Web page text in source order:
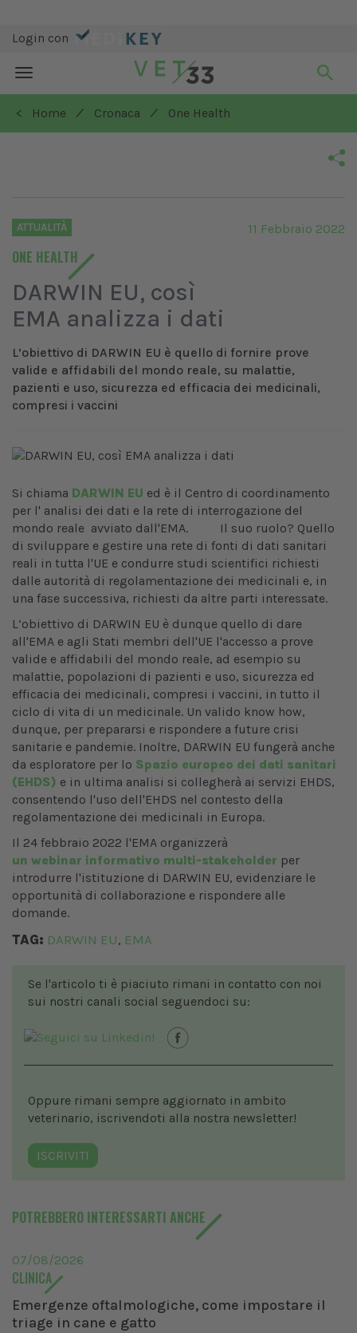
Login con
Toggle
navigation
< Home
/ Cronaca / One Health
ATTUALITÀ
ONE HEALTH
11 Febbraio 2022
DARWIN EU, così
EMA analizza i dati
L’obiettivo di DARWIN EU è quello di fornire prove
valide e affidabili del mondo reale, su malattie,
pazienti e uso, sicurezza ed efficacia dei medicinali,
compresi i vaccini
Si chiama DARWIN EU ed è il Centro di coordinamento
per l' analisi dei dati e la rete di interrogazione del
mondo reale avviato dall'EMA. Il suo ruolo? Quello
di sviluppare e gestire una rete di fonti di dati sanitari
reali in tutta l'UE e condurre studi scientifici richiesti
dalle autorità di regolamentazione dei medicinali e, in
una fase successiva, richiesti da altre parti interessate.
L’obiettivo di DARWIN EU è dunque quello di dare
all'EMA e agli Stati membri dell'UE l'accesso a prove
valide e affidabili del mondo reale, ad esempio su
malattie, popolazioni di pazienti e uso, sicurezza ed
efficacia dei medicinali, compresi i vaccini, in tutto il
ciclo di vita di un medicinale. Un valido know how,
dunque, per prepararsi e rispondere a future crisi
sanitarie e pandemie. Inoltre, DARWIN EU fungerà anche
da esploratore per lo Spazio europeo dei dati sanitari
(EHDS) e in ultima analisi si collegherà ai servizi EHDS,
consentendo l'uso dell'EHDS nel contesto della
regolamentazione dei medicinali in Europa.
Il 24 febbraio 2022 l'EMA organizzerà
un webinar informativo multi-stakeholder per
introdurre l'istituzione di DARWIN EU, evidenziare le
opportunità di collaborazione e rispondere alle
domande.
TAG: DARWIN EU, EMA
Se l'articolo ti è piaciuto rimani in contatto con noi
sui nostri canali social seguendoci su:
Oppure rimani sempre aggiornato in ambito
veterinario, iscrivendoti alla nostra newsletter!
ISCRIVITI
POTREBBERO INTERESSARTI ANCHE
07/08/2026
CLINICA
Emergenze oftalmologiche, come impostare il
triage in cane e gatto